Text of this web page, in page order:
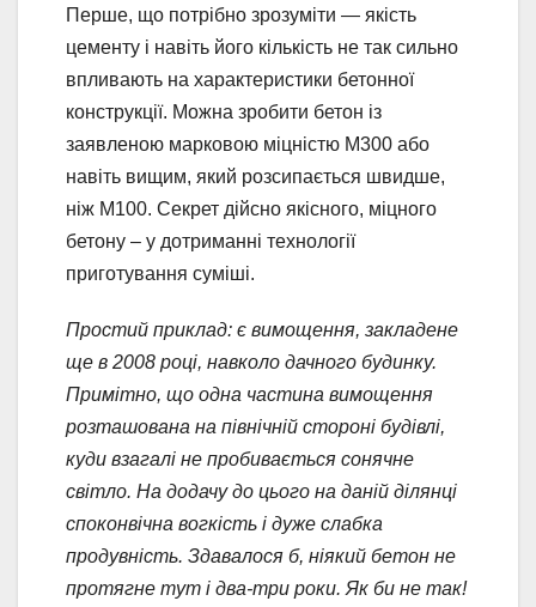
Перше, що потрібно зрозуміти — якість
цементу і навіть його кількість не так сильно
впливають на характеристики бетонної
конструкції. Можна зробити бетон із
заявленою марковою міцністю М300 або
навіть вищим, який розсипається швидше,
ніж М100. Секрет дійсно якісного, міцного
бетону – у дотриманні технології
приготування суміші.
Простий приклад: є вимощення, закладене
ще в 2008 році, навколо дачного будинку.
Примітно, що одна частина вимощення
розташована на північній стороні будівлі,
куди взагалі не пробивається сонячне
світло. На додачу до цього на даній ділянці
споконвічна вогкість і дуже слабка
продувність. Здавалося б, ніякий бетон не
протягне тут і два-три роки. Як би не так!